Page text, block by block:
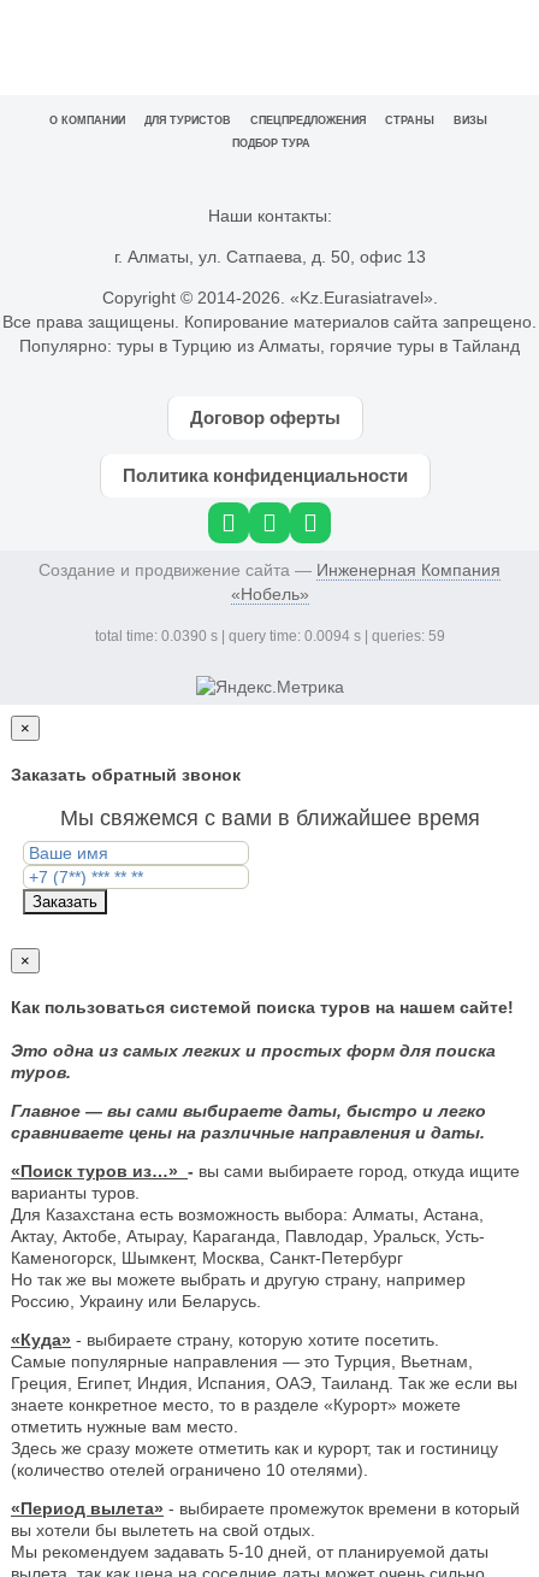
О КОМПАНИИ ДЛЯ ТУРИСТОВ СПЕЦПРЕДЛОЖЕНИЯ СТРАНЫ
ВИЗЫ
ПОДБОР ТУРА
Наши контакты:
г. Алматы, ул. Сатпаева, д. 50, офис 13
Copyright © 2014-2026. «Kz.Eurasiatravel».
Все права защищены. Копирование материалов сайта запрещено.
Популярно: туры в Турцию из Алматы горячие туры в Тайланд
Договор оферты
Политика конфиденциальности
Создание и продвижение сайта — Инженерная Компания
«Нобель»
total time: 0.0390 s | query time: 0.0094 s | queries: 59
×
Заказать обратный звонок
Мы свяжемся с вами в ближайшее время
Заказать
×
Как пользоваться системой поиска туров на нашем сайте!
Это одна из самых легких и простых форм для поиска
туров.
Главное — вы сами выбираете даты, быстро и легко
сравниваете цены на различные направления и даты.
«Поиск туров из…» - вы сами выбираете город, откуда ищите
варианты туров.
Для Казахстана есть возможность выбора: Алматы, Астана,
Актау, Актобе, Атырау, Караганда, Павлодар, Уральск, Усть-
Каменогорск, Шымкент, Москва, Санкт-Петербург
Но так же вы можете выбрать и другую страну, например
Россию, Украину или Беларусь.
«Куда» - выбираете страну, которую хотите посетить.
Самые популярные направления — это Турция, Вьетнам,
Греция, Египет, Индия, Испания, ОАЭ, Таиланд. Так же если вы
знаете конкретное место, то в разделе «Курорт» можете
отметить нужные вам место.
Здесь же сразу можете отметить как и курорт, так и гостиницу
(количество отелей ограничено 10 отелями).
«Период вылета» - выбираете промежуток времени в который
вы хотели бы вылететь на свой отдых.
Мы рекомендуем задавать 5-10 дней, от планируемой даты